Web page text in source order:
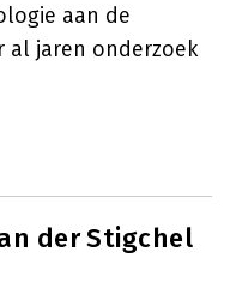
aan de
al jaren onderzoek
der Stigchel